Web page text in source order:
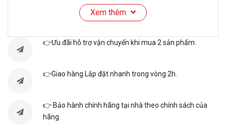
Vận hành trên hệ điều hànhGoogle TV
dụng phong phú: YouTube, Netflix, Google Play,…
giao diện thân thiện, dễ sử dụng.
Đa dạng tiện ích thông minh:
chiếu màn hình điện
Bluetooth 5.0 hai chiều,tích hợp Daily
Xem thêm
👉Ưu đãi hỗ trợ vận chuyển khi mua 2 sản phẩm.
👉Giao hàng Lắp đặt nhanh trong vòng 2h.
👉 Bảo hành chính hãng tại nhà theo chính sách của
hãng.